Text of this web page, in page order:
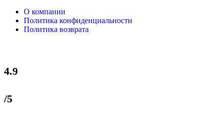
О компании
Политика конфиденциальности
Политика возврата
4.9
/5